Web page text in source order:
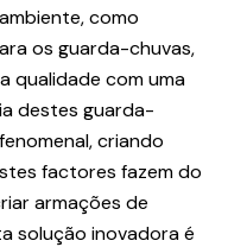
como
os guarda-chuvas,
qualidade com uma
destes guarda-
criando
factores fazem do
armações de
solução inovadora é